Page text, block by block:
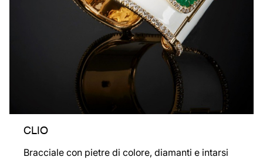
CLIO
Bracciale con pietre di colore, diamanti e intarsi